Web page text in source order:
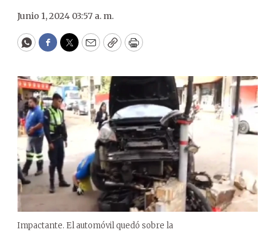
Junio 1, 2024 03:57 a. m.
WhatsApp
Facebook
Twitter
EmailCopyPrint
Impactante. El automóvil quedó sobre la